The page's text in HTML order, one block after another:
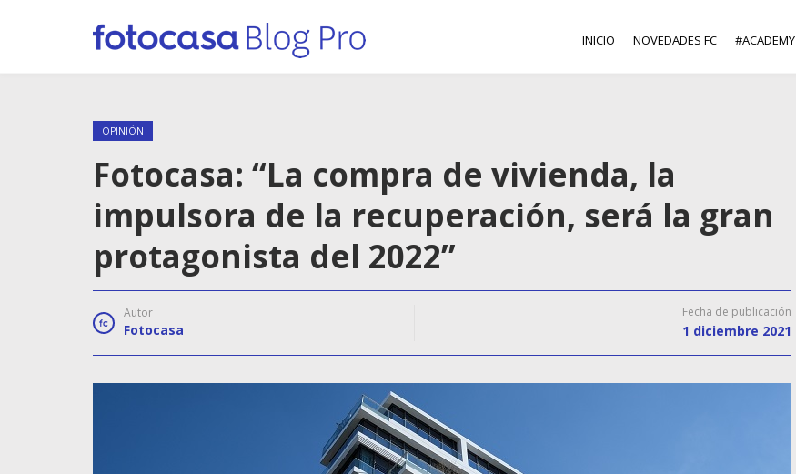
INICIO NOVEDADES FC #ACADEMY
OPINIÓN
Fotocasa: “La compra de vivienda, la
impulsora de la recuperación, será la gran
protagonista del 2022”
Autor
Fotocasa
Fecha de publicación
1 diciembre 2021